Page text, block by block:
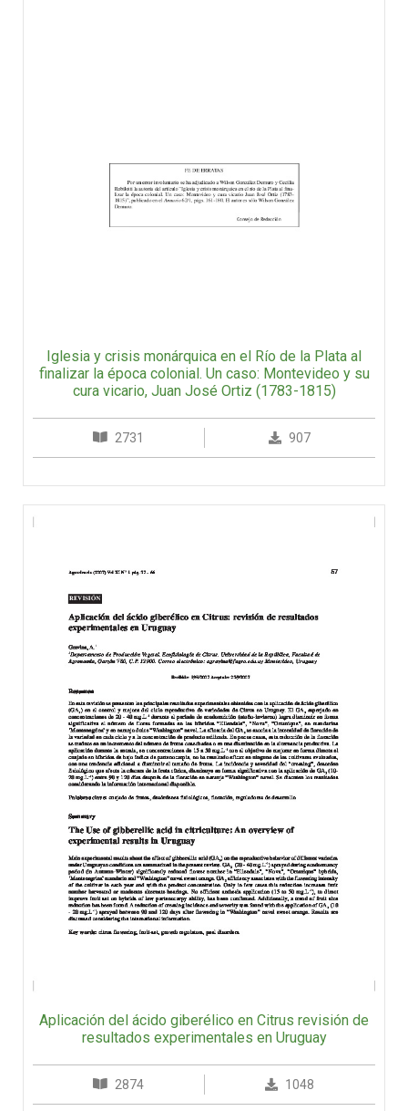
Iglesia y crisis monárquica en el Río de la Plata al
finalizar la época colonial. Un caso: Montevideo y su
cura vicario, Juan José Ortiz (1783-1815)
2731 907
Aplicación del ácido giberélico en Citrus revisión de
resultados experimentales en Uruguay
2874 1048